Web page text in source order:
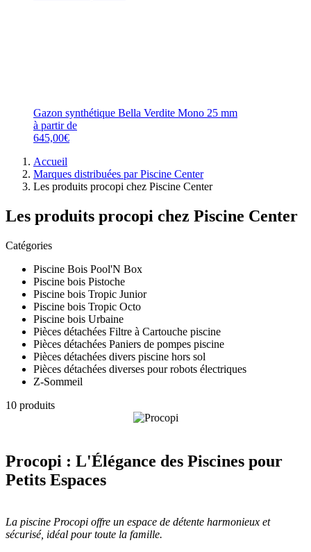
Gazon synthétique Bella Verdite Mono 25 mm
à partir de
645,00€
Accueil
Marques distribuées par Piscine Center
Les produits procopi chez Piscine Center
Les produits procopi chez Piscine Center
Catégories
Piscine Bois Pool'N Box
Piscine bois Pistoche
Piscine bois Tropic Junior
Piscine bois Tropic Octo
Piscine bois Urbaine
Pièces détachées Filtre à Cartouche piscine
Pièces détachées Paniers de pompes piscine
Pièces détachées divers piscine hors sol
Pièces détachées diverses pour robots électriques
Z-Sommeil
10 produits
Procopi : L'Élégance des Piscines pour
Petits Espaces
La piscine Procopi offre un espace de détente harmonieux et
sécurisé, idéal pour toute la famille.